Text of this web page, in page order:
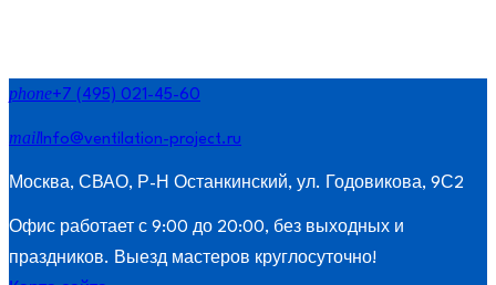
phone+7 (495) 021-45-60
mailInfo@ventilation-project.ru
Москва, СВАО, Р-Н Останкинский, ул. Годовикова, 9С2
Офис работает с 9:00 до 20:00, без выходных и
праздников. Выезд мастеров круглосуточно!